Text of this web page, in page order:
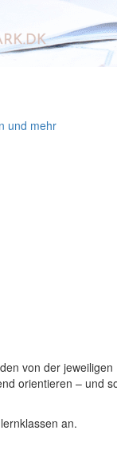
und mehr
von der
orientieren – und
an.